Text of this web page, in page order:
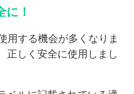
に！
用する機会が多くなりま
正しく安全に使用しまし